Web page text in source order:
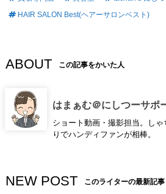
HAIR SALON Best(ヘアーサロンベスト)
ABOUT この記事をかいた人
はまぁむ＠にしつーサポ
ショート動画・撮影担当。し
りでハンディファンが相棒。
NEW POST このライターの最新記事